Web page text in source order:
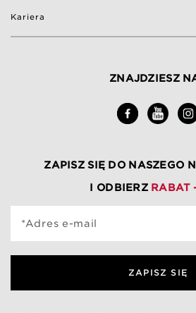
Kariera
ZNAJDZIESZ
ZAPISZ SIĘ DO NASZEGO
I ODBIERZ RABAT
*Adres e-mail
ZAPISZ SIĘ